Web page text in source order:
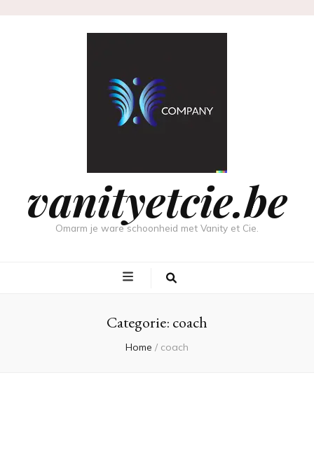
vanityetcie.be
Omarm je ware schoonheid met Vanity et Cie.
Categorie: coach
Home / coach